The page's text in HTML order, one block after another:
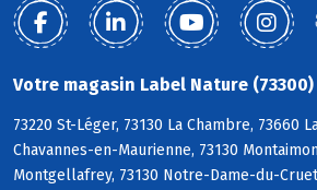
Votre magasin Label Nature
73220 St-Léger, 73130 La Chambre, 73660
Chavannes-en-Maurienne, 73130
Montgellafrey, 73130 Notre-Dame-du-